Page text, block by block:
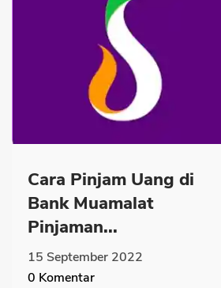
Cara Pinjam Uang di
Bank Muamalat
Pinjaman...
15 September 2022
0 Komentar